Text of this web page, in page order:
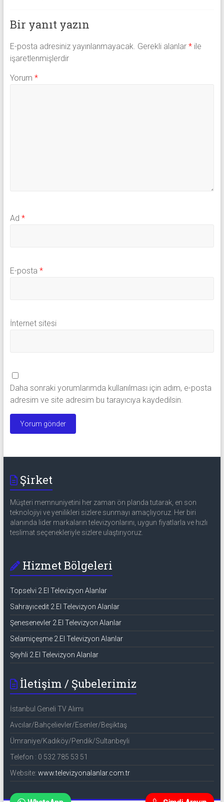
Bir yanıt yazın
E-posta adresiniz yayınlanmayacak. Gerekli alanlar *ile
işaretlenmişlerdir
Yorum *
Ad *
E-posta *
İnternet sitesi
Daha sonraki yorumlarımda kullanılması için adım, e-posta
adresim ve site adresim bu tarayıcıya kaydedilsin.
Şirket
Müşteri memnuniyetini her zaman ön planda tutarak, en son
teknolojiyi ve yenilikleri sizlere sunmayı amaçlıyoruz. Her biri
alanında lider markaların televizyonlarını, uygun fiyatlarla ve hızlı
teslimat seçenekleriyle sizlere ulaştırıyoruz.
Hizmet Bölgeleri
Topselvi 2.El Televizyon Alanlar
Sahrayıcedit 2.El Televizyon Alanlar
Şenesenevler 2.El Televizyon Alanlar
Selamiçeşme 2.El Televizyon Alanlar
Şeyhli 2.El Televizyon Alanlar
İletişim / Şubelerimiz
İstanbul Geneli TV Alımı
Avcılar/Bahçelievler/Esenler/Beşiktaş
Ümraniye/Kadıköy/Pendik/Sultanbeyli
Telefon : 0 532 785 53 51
Website: www.televizyonalanlar.com.tr